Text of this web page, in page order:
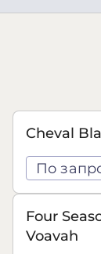
Cheval
По
Four
Voavah